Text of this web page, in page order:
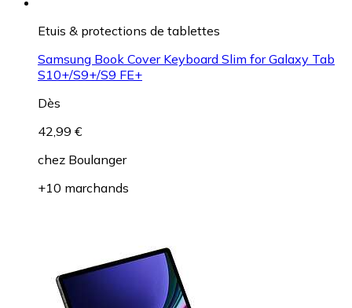
Etuis & protections de tablettes
Samsung Book Cover Keyboard Slim for Galaxy Tab
S10+/S9+/S9 FE+
Dès
42,99 €
chez Boulanger
+10 marchands